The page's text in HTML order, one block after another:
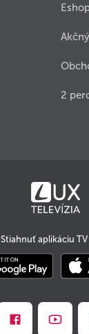
2
Stiahnuť aplikáciu TV